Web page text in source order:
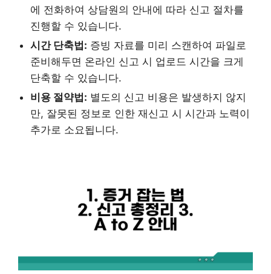
에 전화하여 상담원의 안내에 따라 신고 절차를
진행할 수 있습니다.
시간 단축법: 증빙 자료를 미리 스캔하여 파일로
준비해두면 온라인 신고 시 업로드 시간을 크게
단축할 수 있습니다.
비용 절약법: 별도의 신고 비용은 발생하지 않지
만, 잘못된 정보로 인한 재신고 시 시간과 노력이
추가로 소요됩니다.